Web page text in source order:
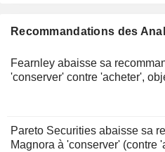
Recommandations des
Fearnley abaisse sa
'conserver' contre 'acheter',
Pareto Securities abaisse sa
Magnora à 'conserver' (contre